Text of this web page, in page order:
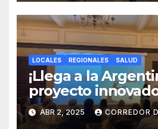
LOCALES REGIONALES SALUD
¡Llega a la
proyecto
duelo y la cultura!
ABR 2, 2025 CORREDOR